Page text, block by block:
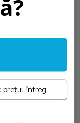
cu dimensiunile
flux, lentile, etc.) in
ca:
fiind dotat cu
caz in care nu se
lentilele optice
prețul întreg.